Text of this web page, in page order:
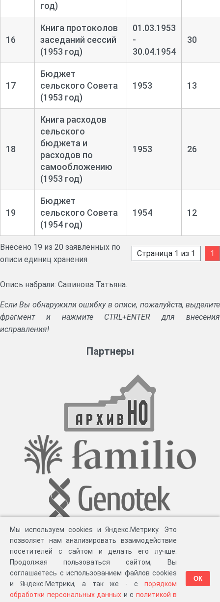
год)
16
Книга протоколов
заседаний сессий
(1953 год)
01.03.1953
-
30.04.1954
30
17
Бюджет
сельского Совета
(1953 год)
1953 13
18
Книга расходов
сельского
бюджета и
расходов по
самообложению
(1953 год)
1953 26
19
Бюджет
сельского Совета
(1954 год)
1954 12
Внесено 19 из 20 заявленных по
описи единиц хранения
Страница 1 из 1 1
Опись набрали: Савинова Татьяна.
Если Вы обнаружили ошибку в описи, пожалуйста, выделите
фрагмент и нажмите CTRL+ENTER для внесения
исправления!
Партнеры
Разработка компании «Великіе предки», 2023-2026 гг. Блог.Суть проекта
Мы используем cookies и Яндекс.Метрику. Это
позволяет нам анализировать взаимодействие
посетителей с сайтом и делать его лучше.
Продолжая пользоваться сайтом, Вы
соглашаетесь с использованием файлов cookies
и Яндекс.Метрики, а так же - с порядком
обработки персональных данных и с политикой в
ОК